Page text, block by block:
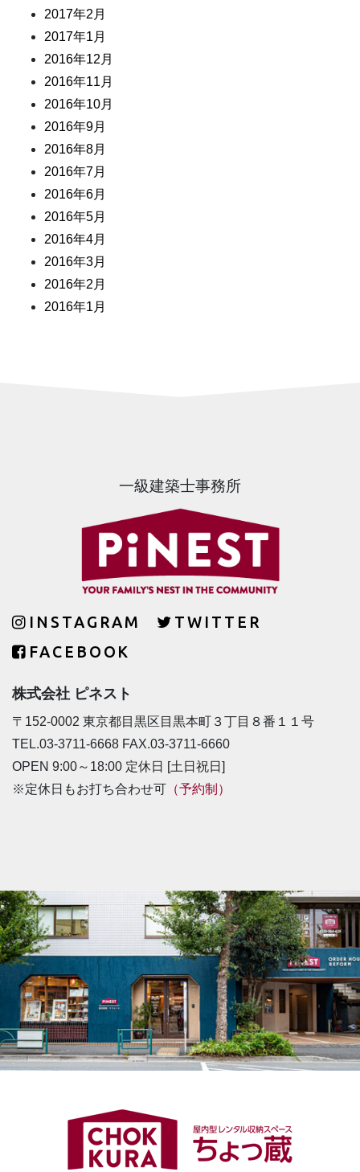
2017年2月
2017年1月
2016年12月
2016年11月
2016年10月
2016年9月
2016年8月
2016年7月
2016年6月
2016年5月
2016年4月
2016年3月
2016年2月
2016年1月
一級建築士事務所
INSTAGRAM
TWITTER
FACEBOOK
株式会社 ピネスト
〒152-0002 東京都目黒区目黒本町３丁目８番１１号
TEL.03-3711-6668 FAX.03-3711-6660
OPEN 9:00～18:00 定休日 [土日祝日]
※定休日もお打ち合わせ可 （予約制）